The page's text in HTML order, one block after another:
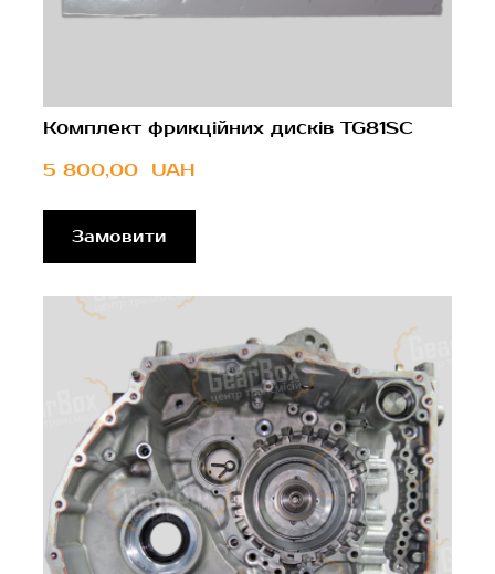
Комплект фрикційних дисків TG81SC
5 800,00  UAH
Замовити